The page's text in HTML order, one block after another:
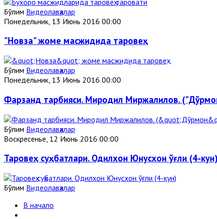
Бўлим Видеолавҳалар
Понедельник, 13 Июнь 2016 00:00
"Новза" жоме масжидида таровеҳ
Бўлим Видеолавҳалар
Понедельник, 13 Июнь 2016 00:00
Фарзанд тарбияси. Миродил Миржалилов.
Бўлим Видеолавҳалар
Воскресенье, 12 Июнь 2016 00:00
Таровеҳ суҳбатлари. Одилхон Юнусхон ўғли (4-
Бўлим Видеолавҳалар
В начало